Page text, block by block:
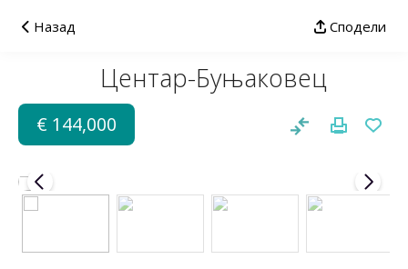
Назад Сподели
Центар-Буњаковец
€ 144,000